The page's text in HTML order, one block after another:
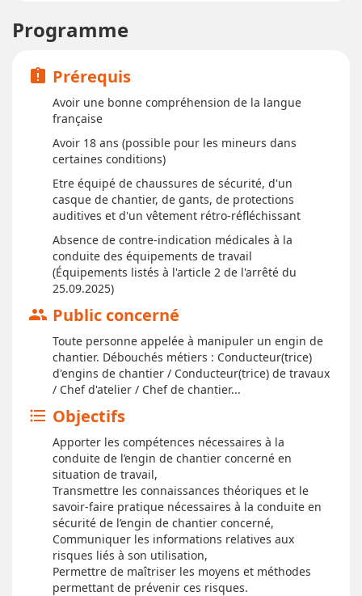
Programme
assignment_late Prérequis
Avoir une bonne compréhension de la langue
française
Avoir 18 ans (possible pour les mineurs dans
certaines conditions)
Etre équipé de chaussures de sécurité, d'un
casque de chantier, de gants, de protections
auditives et d'un vêtement rétro-réfléchissant
Absence de contre-indication médicales à la
conduite des équipements de travail
(Équipements listés à l'article 2 de l'arrêté du
25.09.2025)
group Public concerné
Toute personne appelée à manipuler un engin de
chantier. Débouchés métiers : Conducteur(trice)
d'engins de chantier / Conducteur(trice) de travaux
/ Chef d'atelier / Chef de chantier...
format_list_bulleted Objectifs
Apporter les compétences nécessaires à la
conduite de l’engin de chantier concerné en
situation de travail,
Transmettre les connaissances théoriques et le
savoir-faire pratique nécessaires à la conduite en
sécurité de l’engin de chantier concerné,
Communiquer les informations relatives aux
risques liés à son utilisation,
Permettre de maîtriser les moyens et méthodes
permettant de prévenir ces risques.